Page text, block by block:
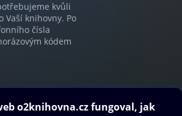
kvůli
Vaší knihovny. Po
čísla
kódem